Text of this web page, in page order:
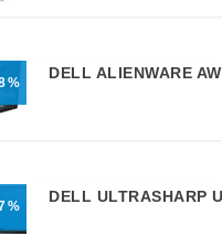
DELL ALIENWARE
DELL ULTRASHARP